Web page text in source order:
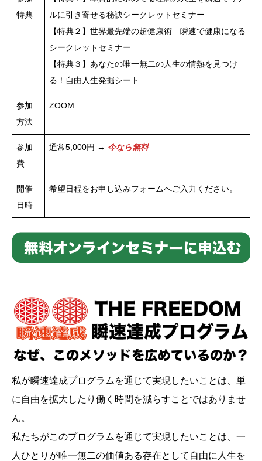
特典
ルに引き寄せる秘訣シークレットセミナー
【特典２】世界最先端の超健康術 瞬速で健康になる
シークレットセミナー
【特典３】あなたの唯一無二の人生の情熱を見つけ
る！自由人生発掘シート
参加
方法
ZOOM
参加
費
通常5,000円 → 今なら無料
開催
日時
希望日程をお申し込みフォームへご入力ください。
私が瞬速達成プログラムを通じて実現したいことは、単
に自由を拡大したり働く時間を減らすことではありませ
ん。
私たちがこのプログラムを通じて実現したいことは、一
人ひとりが唯一無二の価値ある存在として自由に人生を